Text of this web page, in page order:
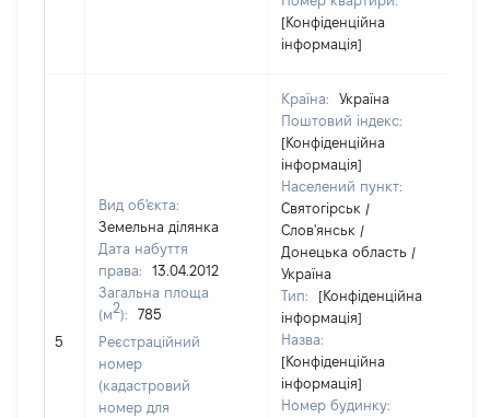
[Конфіденційна
інформація]
5
Вид об'єкта:
Земельна ділянка
Дата набуття
права:
13.04.2012
Загальна площа
(м2):
785
Реєстраційний
номер
(кадастровий
номер для
Країна:
Україна
Поштовий індекс:
[Конфіденційна
інформація]
Населений пункт:
Святогірськ /
Слов'янськ /
Донецька область /
Україна
Тип:
[Конфіденційна
інформація]
Назва:
[Конфіденційна
інформація]
Номер будинку: